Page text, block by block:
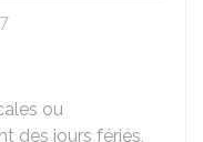
ou
des jours fériés,